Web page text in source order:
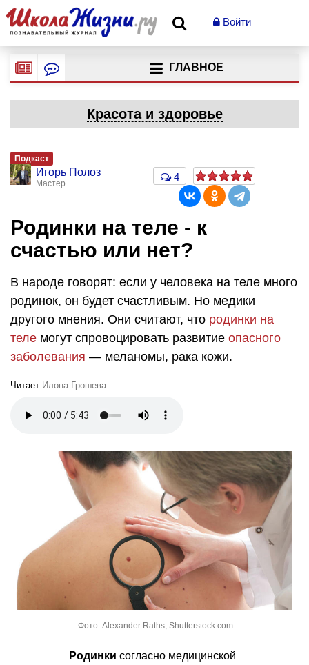
Войти
ГЛАВНОЕ
Красота и здоровье
Подкаст
Игорь Полоз
Мастер
4
Родинки на теле - к
счастью или нет?
В народе говорят: если у человека на теле много
родинок, он будет счастливым. Но медики
другого мнения. Они считают, что родинки на
теле могут спровоцировать развитие опасного
заболевания — меланомы, рака кожи.
Читает Илона Грошева
Фото: Alexander Raths, Shutterstock.com
Родинки согласно медицинской